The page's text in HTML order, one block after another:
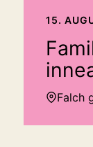
15.
Falch